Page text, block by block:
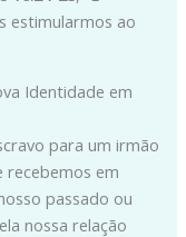
estimularmos ao
Identidade em
para um irmão
recebemos em
passado ou
nossa relação